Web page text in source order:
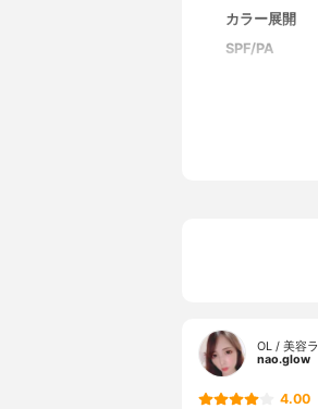
カラー展開
SPF/PA
OL / 美容
nao.glow
4.00